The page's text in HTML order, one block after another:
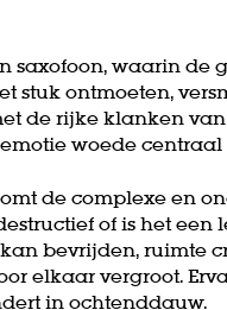
saxofoon, waarin de
stuk ontmoeten,
de rijke klanken
woede centraal
de complexe en
of is het een
bevrijden, ruimte
elkaar vergroot.
in ochtenddauw.